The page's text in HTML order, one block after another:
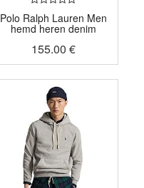
Polo Ralph Lauren Men
hemd heren denim
155.00 €